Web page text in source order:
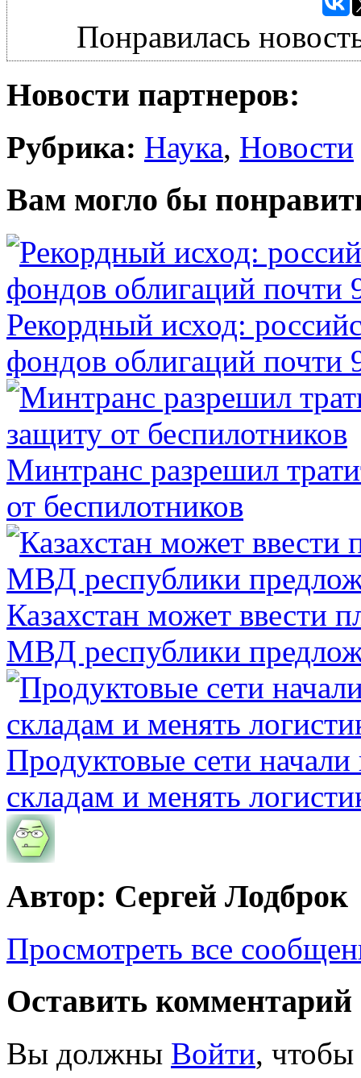
Понравилась
Новости партнеров:
Рубрика: Наука, Новости
Вам могло бы
Рекордный исход:
фондов облигаций почти
Минтранс разрешил
от беспилотников
Казахстан может ввести
МВД республики
Продуктовые сети начали
складам и менять
Автор: Сергей Лодброк
Просмотреть все
Оставить комментарий
Вы должны Войти, чтобы